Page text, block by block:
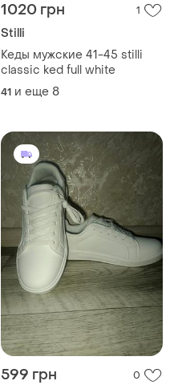
1020 грн 1
Stilli
Кеды мужские 41-45 stilli
classic ked full white
41 и еще 8
599 грн 0